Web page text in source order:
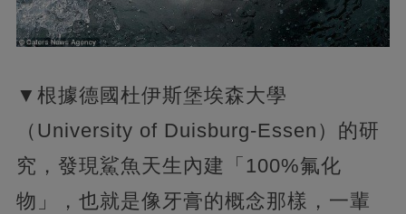
▼根據德國杜伊斯堡埃森大學
（University of Duisburg-Essen）的研
究，發現鯊魚天生內建「100%氟化
物」，也就是像牙膏的概念那樣，一輩